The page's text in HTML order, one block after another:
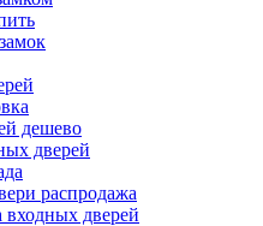
дешево
дверей
распродажа
дверей